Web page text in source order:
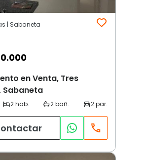
| Sabaneta
en Venta, Tres
Sabaneta